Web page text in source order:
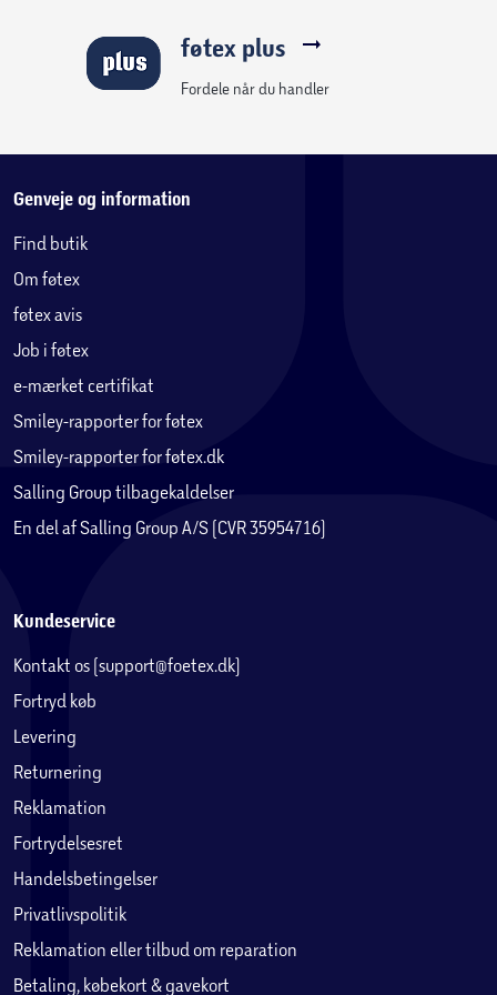
Opstartstid: 2 sek.
IP Klasse: 65
Brandnavn: HEAT1
Materiale: Aluminium
Overflade: Pulverlakeret
Fjernbetjening: Anvender 2 x AA batterier. (medfølger
føtex plus
Fordele når du handler
Genveje og information
Find butik
Om føtex
føtex avis
Job i føtex
e-mærket certifikat
Smiley-rapporter for føtex
Smiley-rapporter for føtex.dk
Salling Group tilbagekaldelser
En del af Salling Group A/S (CVR 35954716)
Kundeservice
Kontakt os (support@foetex.dk)
Fortryd køb
Levering
Returnering
Reklamation
Fortrydelsesret
Handelsbetingelser
Privatlivspolitik
Reklamation eller tilbud om reparation
Betaling, købekort & gavekort